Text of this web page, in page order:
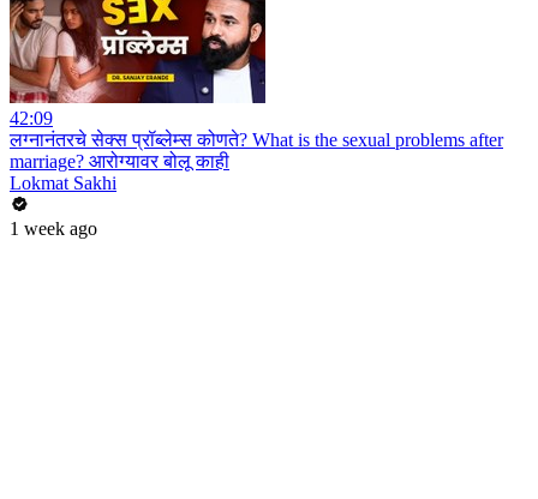
42:09
लग्नानंतरचे सेक्स प्रॉब्लेम्स कोणते? What is the sexual problems after
marriage? आरोग्यावर बोलू काही
Lokmat Sakhi
1 week ago